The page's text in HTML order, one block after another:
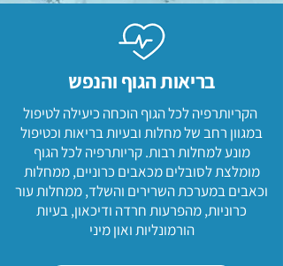
בריאות הגוף והנפש
הקריותרפיה לכל הגוף הוכחה כיעילה לטיפול
במגוון רחב של מחלות ובעיות בריאות וכטיפול
מונע למחלות רבות. קריותרפיה לכל הגוף
מומלצת לסובלים מכאבים כרוניים, ממחלות
וכאבים במערכת השרירים והשלד, ממחלות עור
כרוניות, מהפרעות חרדה ודיכאון, בעיות
הורמונליות ואון מיני